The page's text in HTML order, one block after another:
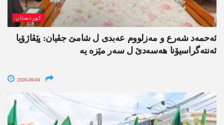
کوردستان
ئەحمەد شەرع و مەزلووم عەبدی ل شامێ جڤیان: پێڤاژۆیا
ئەنتەگراسیۆنا ھەسەدێ ل سەر مێزە یە
2026-08-04